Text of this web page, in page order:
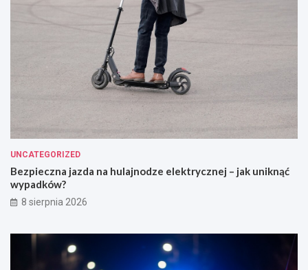
UNCATEGORIZED
Bezpieczna jazda na hulajnodze elektrycznej – jak uniknąć
wypadków?
8 sierpnia 2026